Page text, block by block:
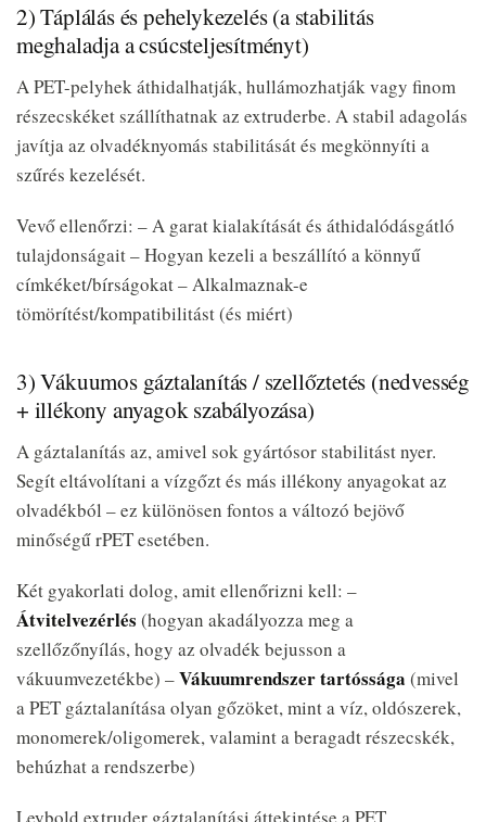
2) Táplálás és pehelykezelés (a stabilitás
meghaladja a csúcsteljesítményt)
A PET-pelyhek áthidalhatják, hullámozhatják vagy finom
részecskéket szállíthatnak az extruderbe. A stabil adagolás
javítja az olvadéknyomás stabilitását és megkönnyíti a
szűrés kezelését.
Vevő ellenőrzi: – A garat kialakítását és áthidalódásgátló
tulajdonságait – Hogyan kezeli a beszállító a könnyű
címkéket/bírságokat – Alkalmaznak-e
tömörítést/kompatibilitást (és miért)
3) Vákuumos gáztalanítás / szellőztetés (nedvesség
+ illékony anyagok szabályozása)
A gáztalanítás az, amivel sok gyártósor stabilitást nyer.
Segít eltávolítani a vízgőzt és más illékony anyagokat az
olvadékból – ez különösen fontos a változó bejövő
minőségű rPET esetében.
Két gyakorlati dolog, amit ellenőrizni kell: –
Átvitelvezérlés (hogyan akadályozza meg a
szellőzőnyílás, hogy az olvadék bejusson a
vákuumvezetékbe) –Vákuumrendszer tartóssága (mivel
a PET gáztalanítása olyan gőzöket, mint a víz, oldószerek,
monomerek/oligomerek, valamint a beragadt részecskék,
behúzhat a rendszerbe)